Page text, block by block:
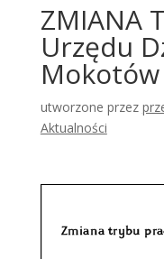
ZMIANA
Urzędu
Mokotów
utworzone przez
Aktualności